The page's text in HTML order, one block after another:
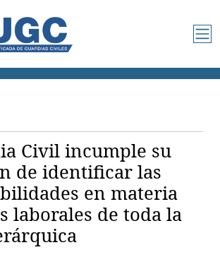
Civil incumple su
de identificar las
en materia
laborales de toda la